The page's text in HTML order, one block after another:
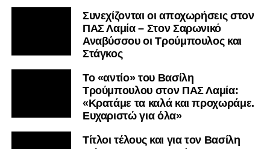
Συνεχίζονται οι αποχωρήσεις στον
ΠΑΣ Λαμία – Στον Σαρωνικό
Αναβύσσου οι Τρούμπουλος και
Στάγκος
Το «αντίο» του Βασίλη
Τρούμπουλου στον ΠΑΣ Λαμία:
«Κρατάμε τα καλά και προχωράμε.
Ευχαριστώ για όλα»
Τίτλοι τέλους και για τον Βασίλη